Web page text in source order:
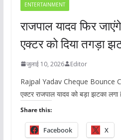
ENTERTAINMENT
राजपाल यादव फिर
एक्टर को दिया तगड़ा
जुलाई 10, 2026 Editor
Rajpal Yadav Cheque Bounce
एक्टर राजपाल यादव को बड़ा झटका लगा
Share this:
Facebook X